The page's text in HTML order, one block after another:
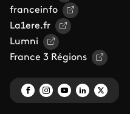
franceinfo
La1ere.fr
Lumni
France 3 Régions